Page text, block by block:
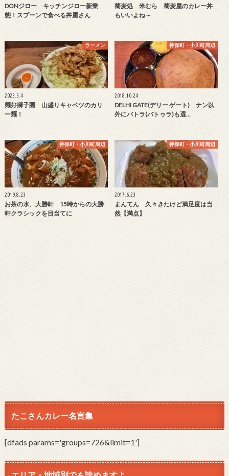
DONジロー キッチンジロー新業
態！スプーンで食べる丼屋さん
蕎麦処 米むら 蕎麦屋のカレー丼
もいいよね～
ラーメン
2023.3.4
麺好獅子團 山盛りキャベツのカリ
ー麺！
神保町・小川町周辺
2018.10.24
DELHI GATE(デリー ゲート) ナン以
外にバトラ(バトゥラ)も選…
神保町・小川町周辺
2019.8.23
お茶の水、大勝軒 15時からの大勝
軒クラシックを目当てに
神保町・小川町周辺
2017.6.23
まんてん 久々きたけど満足度は当
然【満点】
たこさんカレー名言集
[dfads params='groups=726&limit=1']